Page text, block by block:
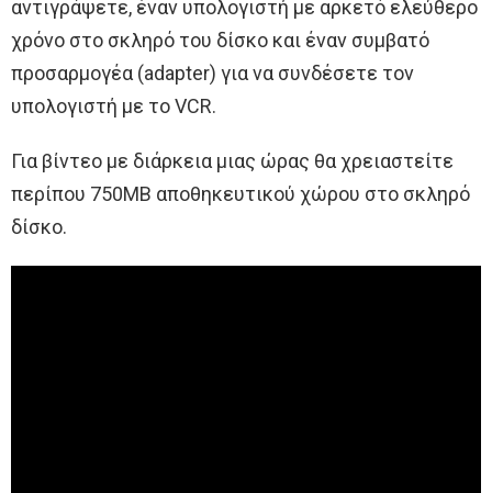
αντιγράψετε, έναν υπολογιστή με αρκετό ελεύθερο
χρόνο στο σκληρό του δίσκο και έναν συμβατό
προσαρμογέα (adapter) για να συνδέσετε τον
υπολογιστή με το VCR.
Για βίντεο με διάρκεια μιας ώρας θα χρειαστείτε
περίπου 750MB αποθηκευτικού χώρου στο σκληρό
δίσκο.